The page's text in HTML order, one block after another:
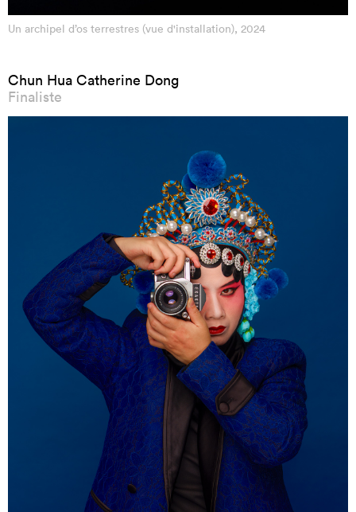
Un archipel d’os terrestres (vue d'installation), 2024
Chun Hua Catherine Dong
Finaliste